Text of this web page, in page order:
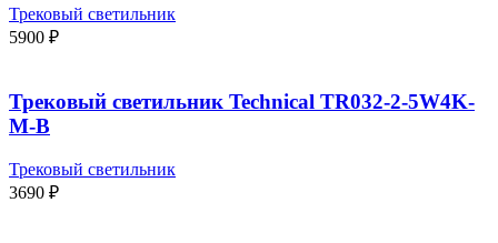
Трековый светильник
5900 ₽
Трековый светильник Technical TR032-2-5W4K-
M-B
Трековый светильник
3690 ₽